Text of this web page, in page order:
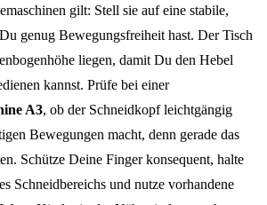
gilt: Stell sie auf eine stabile,
genug Bewegungsfreiheit hast. Der Tisch
liegen, damit Du den Hebel
kannst. Prüfe bei einer
A3, ob der Schneidkopf leichtgängig
Bewegungen macht, denn gerade das
Schütze Deine Finger konsequent, halte
Schneidbereichs und nutze vorhandene